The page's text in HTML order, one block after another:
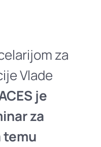
za
Vlade
je
za